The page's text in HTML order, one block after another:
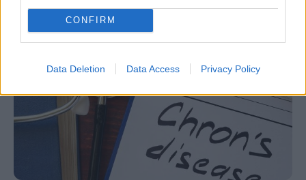
CONFIRM
Data Deletion Data Access Privacy Policy